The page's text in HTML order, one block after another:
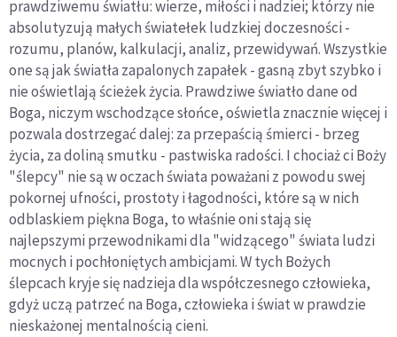
prawdziwemu światłu: wierze, miłości i nadziei; którzy nie
absolutyzują małych światełek ludzkiej do­czesności -
rozumu, planów, kalkulacji, analiz, przewidywań. Wszystkie
one są jak światła zapalonych zapałek - gasną zbyt szybko i
nie oświetlają ścieżek życia. Prawdziwe światło dane od
Boga, niczym wschodzące słońce, oświetla znacznie więcej i
pozwala dostrzegać dalej: za przepaścią śmierci - brzeg
życia, za doliną smutku - pastwiska radości. I chociaż ci Boży
"ślep­cy" nie są w oczach świata poważani z powodu swej
pokornej ufności, prostoty i łagodności, które są w nich
odblaskiem pięk­na Boga, to właśnie oni stają się
najlepszymi przewodnikami dla "widzącego" świata ludzi
mocnych i pochłoniętych ambi­cjami. W tych Bożych
ślepcach kryje się nadzieja dla współcze­snego człowieka,
gdyż uczą patrzeć na Boga, człowieka i świat w prawdzie
nieskażonej mentalnością cieni.